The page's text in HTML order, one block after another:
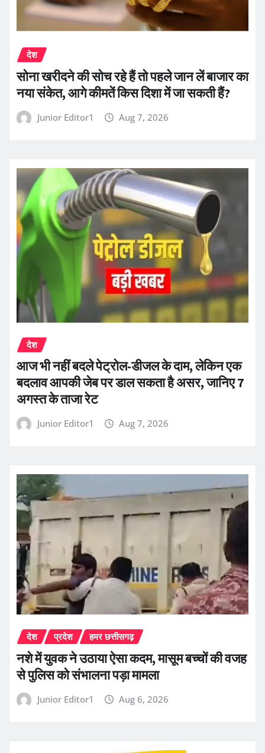
देश
सोना खरीदने की सोच रहे हैं तो पहले जान लें बाजार का
नया संकेत, आगे कीमतें किस दिशा में जा सकती हैं?
Junior Editor1 Aug 7, 2026
देश
आज भी नहीं बदले पेट्रोल-डीजल के दाम, लेकिन एक
बदलाव आपकी जेब पर डाल सकता है असर, जानिए 7
अगस्त के ताजा रेट
Junior Editor1 Aug 7, 2026
देश प्रदेश हमर छत्तीसगढ़
नशे में युवक ने उठाया ऐसा कदम, मासूम बच्चों की वजह
से पुलिस को संभालना पड़ा मामला
Junior Editor1 Aug 6, 2026